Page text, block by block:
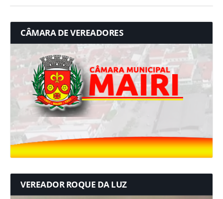
CÂMARA DE VEREADORES
VEREADOR ROQUE DA LUZ